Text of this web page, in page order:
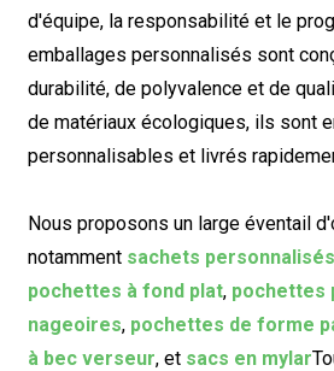
d'équipe, la responsabilité et le
emballages personnalisés sont
durabilité, de polyvalence et de
de matériaux écologiques, ils sont
personnalisables et livrés
Nous proposons un large éventail
notamment sachets
pochettes à fond plat, pochettes
nageoires, pochettes de forme
à bec verseur, et sacs en mylar